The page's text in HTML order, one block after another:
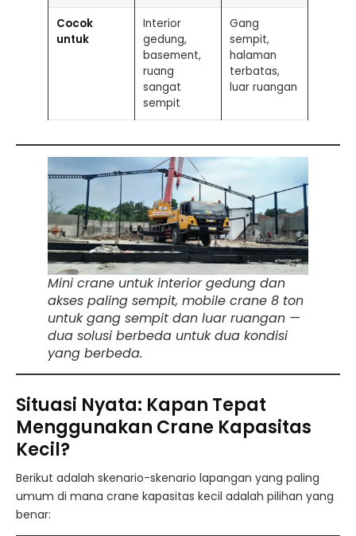
Cocok
untuk
Interior
gedung,
basement,
ruang
sangat
sempit
Gang
sempit,
halaman
terbatas,
luar ruangan
Mini crane untuk interior gedung dan
akses paling sempit, mobile crane 8 ton
untuk gang sempit dan luar ruangan —
dua solusi berbeda untuk dua kondisi
yang berbeda.
Situasi Nyata: Kapan Tepat
Menggunakan Crane Kapasitas
Kecil?
Berikut adalah skenario-skenario lapangan yang paling
umum di mana crane kapasitas kecil adalah pilihan yang
benar: